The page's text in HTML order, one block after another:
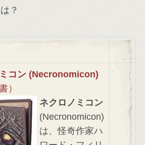
？
コン(Necronomicon)
）
ネクロノミコン
(Necronomicon)
は、怪奇作家ハ